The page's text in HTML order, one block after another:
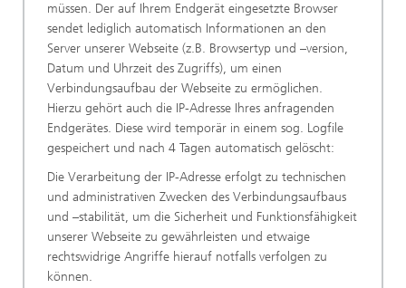
müssen. Der auf Ihrem Endgerät eingesetzte Browser
sendet lediglich automatisch Informationen an den
Server unserer Webseite (z.B. Browsertyp und –version,
Datum und Uhrzeit des Zugriffs), um einen
Verbindungsaufbau der Webseite zu ermöglichen.
Hierzu gehört auch die IP-Adresse Ihres anfragenden
Endgerätes. Diese wird temporär in einem sog. Logfile
gespeichert und nach 4 Tagen automatisch gelöscht:
Die Verarbeitung der IP-Adresse erfolgt zu technischen
und administrativen Zwecken des Verbindungsaufbaus
und –stabilität, um die Sicherheit und Funktionsfähigkeit
unserer Webseite zu gewährleisten und etwaige
rechtswidrige Angriffe hierauf notfalls verfolgen zu
können.